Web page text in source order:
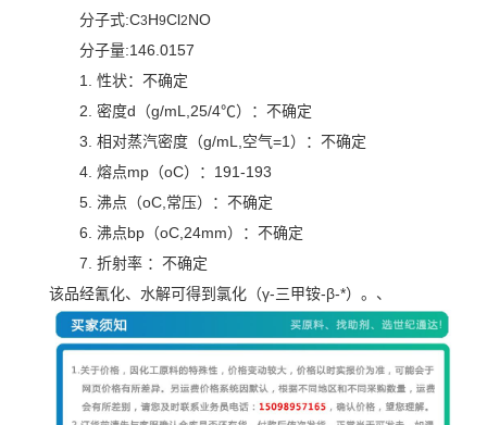
分子式:C3H9Cl2NO
分子量:146.0157
1. 性状：不确定
2. 密度d（g/mL,25/4℃）：不确定
3. 相对蒸汽密度（g/mL,空气=1）：不确定
4. 熔点mp（oC）：191-193
5. 沸点（oC,常压）：不确定
6. 沸点bp（oC,24mm）：不确定
7. 折射率 ：不确定
该品经氰化、水解可得到氯化（γ-三甲铵-β-*）。、